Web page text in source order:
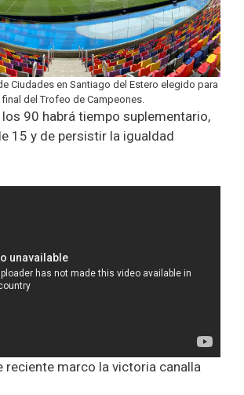
Ciudades en Santiago del Estero elegido para
final del Trofeo de Campeones.
los 90 habrá tiempo suplementario,
15 y de persistir la igualdad
reciente marco la victoria canalla